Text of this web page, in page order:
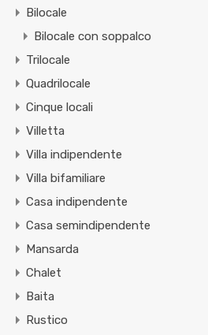
Bilocale
Bilocale con soppalco
Trilocale
Quadrilocale
Cinque locali
Villetta
Villa indipendente
Villa bifamiliare
Casa indipendente
Casa semindipendente
Mansarda
Chalet
Baita
Rustico